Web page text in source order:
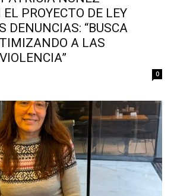
PROYECTO DE LEY
DENUNCIAS: “BUSCA
A LAS
0